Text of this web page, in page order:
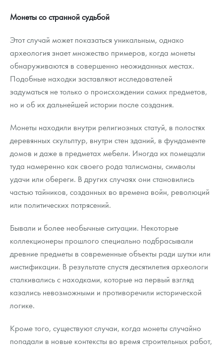
Монеты со странной судьбой
Этот случай может показаться уникальным, однако
археология знает множество примеров, когда монеты
обнаруживаются в совершенно неожиданных местах.
Подобные находки заставляют исследователей
задуматься не только о происхождении самих предметов,
но и об их дальнейшей истории после создания.
Монеты находили внутри религиозных статуй, в полостях
деревянных скульптур, внутри стен зданий, в фундаменте
домов и даже в предметах мебели. Иногда их помещали
туда намеренно как своего рода талисманы, символы
удачи или обереги. В других случаях они становились
частью тайников, созданных во времена войн, революций
или политических потрясений.
Бывали и более необычные ситуации. Некоторые
коллекционеры прошлого специально подбрасывали
древние предметы в современные объекты ради шутки или
мистификации. В результате спустя десятилетия археологи
сталкивались с находками, которые на первый взгляд
казались невозможными и противоречили исторической
логике.
Кроме того, существуют случаи, когда монеты случайно
попадали в новые контексты во время строительных работ,